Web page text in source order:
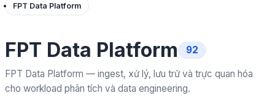
FPT Data Platform
FPT Data Platform 92
FPT Data Platform — ingest, xử lý, lưu trữ và trực quan hóa
cho workload phân tích và data engineering.